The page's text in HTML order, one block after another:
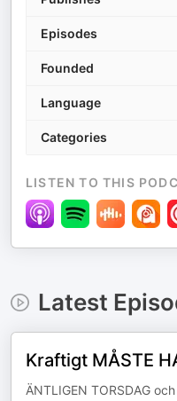
Episodes
Founded
Language
Categories
LISTEN TO THIS
Latest
Kraftigt MÅSTE
ÄNTLIGEN TORSDAG